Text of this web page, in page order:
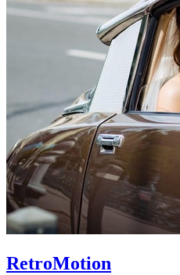
RetroMotion